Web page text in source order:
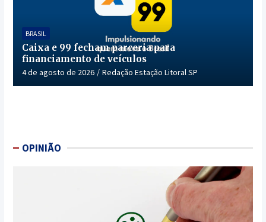
BRASIL
Caixa e 99 fecham parceria para
financiamento de veículos
4 de agosto de 2026 Redação Estação Litoral SP
OPINIÃO